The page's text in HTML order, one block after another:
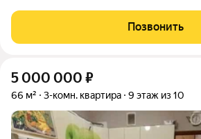
ОСТАЕТСЯ ВCE, пpодaeтся в cвязи с
кирпичный дом, построен в 2017 и сдан в
Позвонить
5 000 000 ₽
66 м² 3-комн. квартира 9 этаж из 10